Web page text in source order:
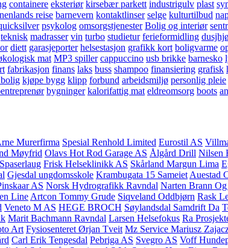
containere eksteriør kirsebær parkett industrigulv plast
reise barnevern kontaktlinser selge kulturtilbud
psykolog omsorgstjenester Bolig og interiør
teknisk madrasser vin turbo studietur ferieformidling
diett garasjeporter helsestasjon grafikk kort boligvarme
mat MP3 spiller cappuccino usb brikke barnesko
fabrikasjon finans laks buss shampoo finansiering grafisk
kjøpe bygg klipp forbund arbeidsmiljø personlig pleie
bygninger kalorifattig mat eldreomsorg boots
Murerfirma Spesial Renhold Limited Eurostil AS
Møyfrid Olavs Hot Rod Garage AS Ålgård Drill Nilsen
Frisk Helseklinikk AS Skårland Margun Lima
Gjesdal ungdomsskole Krambugata 15 Sameiet Auestad
AS Norsk Hydrografikk Ravndal Narten Brann
Line Artcon Tommy Grude Siqveland Oddbjørn Rask
Veneto M AS HEGE BROCH Søylandsdal Samdrift Da
Marit Bachmann Ravndal Larsen Helsefokus Ra
Art Fysiosenteret Ørjan Tveit Mz Service Mariusz
Carl Erik Tengesdal Pebriga AS Svegro AS Voff